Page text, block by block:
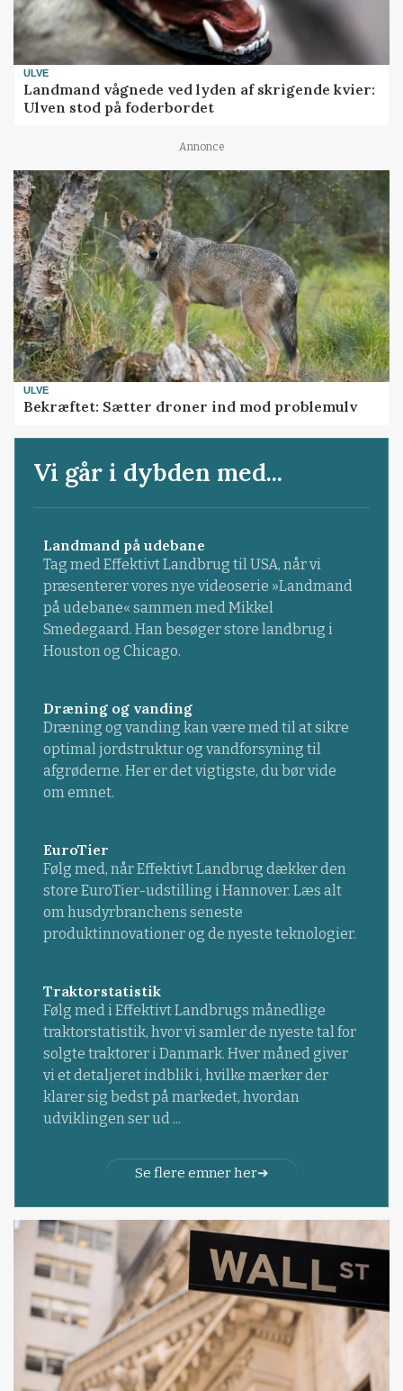
ULVE
Landmand vågnede ved lyden af skrigende kvier:
Ulven stod på foderbordet
Annonce
ULVE
Bekræftet: Sætter droner ind mod problemulv
Vi går i dybden med...
Landmand på udebane
Tag med Effektivt Landbrug til USA, når vi
præsenterer vores nye videoserie »Landmand
på udebane« sammen med Mikkel
Smedegaard. Han besøger store landbrug i
Houston og Chicago.
Dræning og vanding
Dræning og vanding kan være med til at sikre
optimal jordstruktur og vandforsyning til
afgrøderne. Her er det vigtigste, du bør vide
om emnet.
EuroTier
Følg med, når Effektivt Landbrug dækker den
store EuroTier-udstilling i Hannover. Læs alt
om husdyrbranchens seneste
produktinnovationer og de nyeste teknologier.
Traktorstatistik
Følg med i Effektivt Landbrugs månedlige
traktorstatistik, hvor vi samler de nyeste tal for
solgte traktorer i Danmark. Hver måned giver
vi et detaljeret indblik i, hvilke mærker der
klarer sig bedst på markedet, hvordan
udviklingen ser ud ...
Se flere emner her